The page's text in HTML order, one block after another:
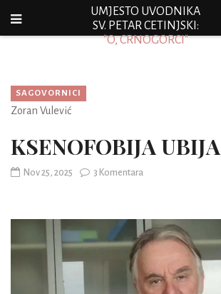
UMJESTO UVODNIKA
SV. PETAR CETINJSKI:
"O, CRNOGORCI"
SAGOVORNICI
Zoran Vulević
KSENOFOBIJA UBIJA
Nov 25, 2025 3 Komentara